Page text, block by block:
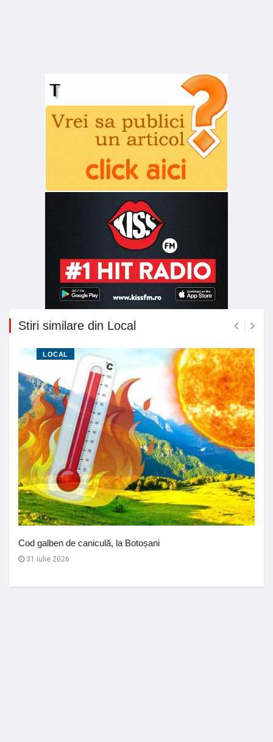
Stiri similare din Local
LOCAL
Cod galben de caniculă, la Botoșani
31 Iulie 2026